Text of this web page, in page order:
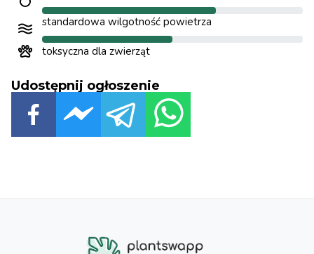
standardowa wilgotność powietrza
toksyczna dla zwierząt
Udostępnij ogłoszenie